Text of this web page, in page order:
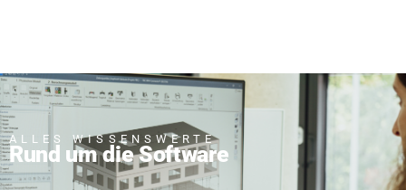
ALLES WISSENSWERTE
Rund um die Software